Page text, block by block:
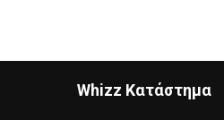
Whizz Κατάστημα